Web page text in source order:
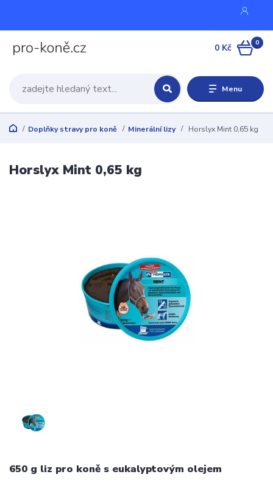
Menu
0
0 Kč
Doplňky stravy pro koně Minerální lizy Horslyx Mint 0,65 kg
Horslyx Mint 0,65 kg
650 g liz pro koně s eukalyptovým olejem